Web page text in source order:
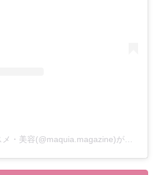
マキア編集部｜新作コスメ・美容(@maquia.magazine)がシェアした投稿